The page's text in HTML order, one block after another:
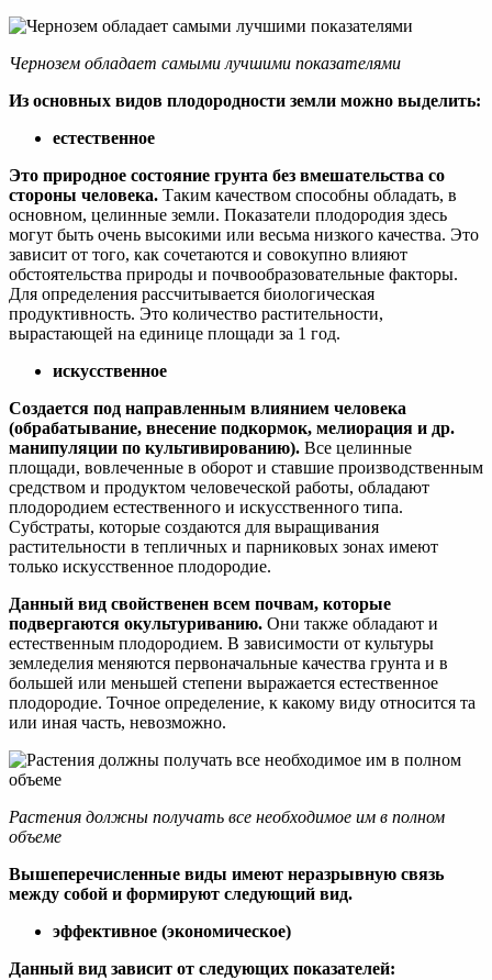
Чернозем обладает самыми лучшими показателями
Из основных видов плодородности земли можно выделить:
естественное
Это природное состояние грунта без вмешательства со
стороны человека. Таким качеством способны обладать, в
основном, целинные земли. Показатели плодородия здесь
могут быть очень высокими или весьма низкого качества. Это
зависит от того, как сочетаются и совокупно влияют
обстоятельства природы и почвообразовательные факторы.
Для определения рассчитывается биологическая
продуктивность. Это количество растительности,
вырастающей на единице площади за 1 год.
искусственное
Создается под направленным влиянием человека
(обрабатывание, внесение подкормок, мелиорация и др.
манипуляции по культивированию). Все целинные
площади, вовлеченные в оборот и ставшие производственным
средством и продуктом человеческой работы, обладают
плодородием естественного и искусственного типа.
Субстраты, которые создаются для выращивания
растительности в тепличных и парниковых зонах имеют
только искусственное плодородие.
Данный вид свойственен всем почвам, которые
подвергаются окультуриванию. Они также обладают и
естественным плодородием. В зависимости от культуры
земледелия меняются первоначальные качества грунта и в
большей или меньшей степени выражается естественное
плодородие. Точное определение, к какому виду относится та
или иная часть, невозможно.
Растения должны получать все необходимое им в полном
объеме
Вышеперечисленные виды имеют неразрывную связь
между собой и формируют следующий вид.
эффективное (экономическое)
Данный вид зависит от следующих показателей: